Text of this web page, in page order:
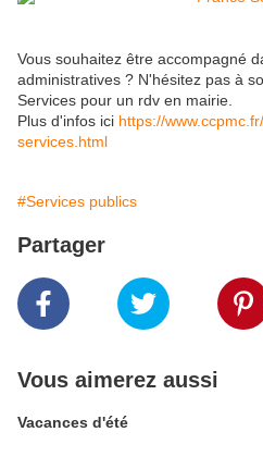
Vous souhaitez être accompagné
administratives ? N'hésitez pas à
Services pour un rdv en mairie.
Plus d'infos ici https://
services.html
#Services publics
Partager
Vous aimerez aussi
Vacances d'été